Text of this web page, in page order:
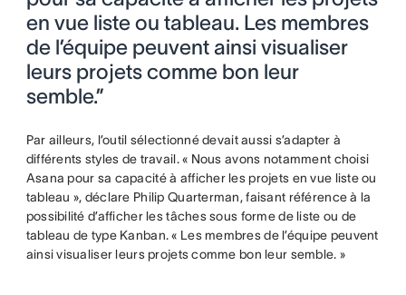
en vue liste ou tableau. Les membres
de l’équipe peuvent ainsi visualiser
leurs projets comme bon leur
semble.”
Par ailleurs, l’outil sélectionné devait aussi s’adapter à
différents styles de travail. « Nous avons notamment choisi
Asana pour sa capacité à afficher les projets en vue liste ou
tableau », déclare Philip Quarterman, faisant référence à la
possibilité d’afficher les tâches sous forme de liste ou de
tableau de type Kanban. « Les membres de l’équipe peuvent
ainsi visualiser leurs projets comme bon leur semble. »